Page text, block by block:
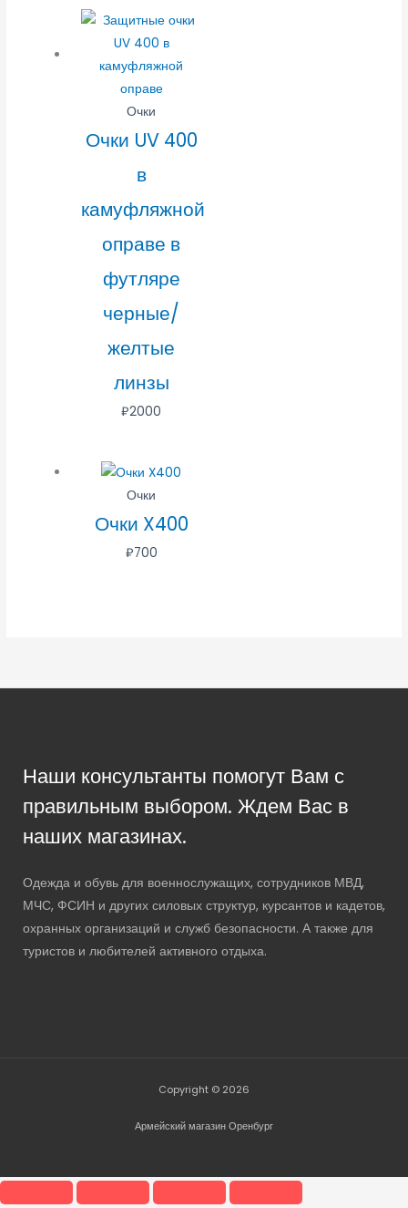
Очки
Очки UV 400
в
камуфляжной
оправе в
футляре
черные/
желтые
линзы
₽2000
Очки
Очки X400
₽700
Наши консультанты помогут Вам с
правильным выбором. Ждем Вас в
наших магазинах.
Одежда и обувь для военнослужащих, сотрудников МВД,
МЧС, ФСИН и других силовых структур, курсантов и кадетов,
охранных организаций и служб безопасности. А также для
туристов и любителей активного отдыха.
Copyright © 2026
Армейский магазин Оренбург